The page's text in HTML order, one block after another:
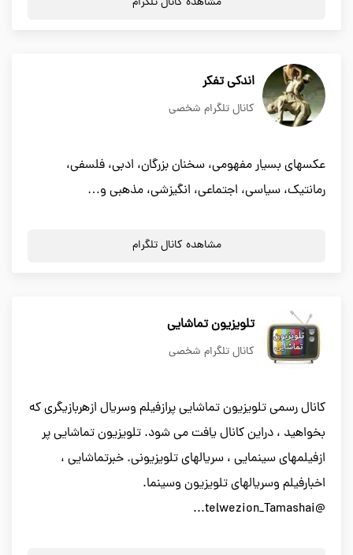
اندکی تفکر
کانال تلگرام شخصی
عکسهای بسیار مفهومی، سخنان بزرگان، ادبی، فلسفی،
رمانتیک، سیاسی، اجتماعی، انگیزشی، مذهبی و…
مشاهده کانال تلگرام
تلویزیون تماشایی
کانال تلگرام شخصی
کانال رسمی تلویزیون تماشایی پرازفیلم وسریال ازهربازیگری که
بخواهید ، دراين کانال یافت می شود. تلویزیون تماشایی پر
ازفيلمهای سینمایی ، سریالهای تلویزیونی. خبرتماشایی ،
اخبارفیلم وسریالهای تلویزیون وسینما.
@telwezion_Tamashai...